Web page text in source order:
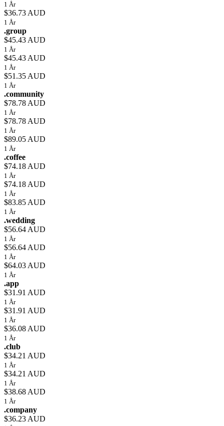
1 År
$36.73 AUD
1 År
.group
$45.43 AUD
1 År
$45.43 AUD
1 År
$51.35 AUD
1 År
.community
$78.78 AUD
1 År
$78.78 AUD
1 År
$89.05 AUD
1 År
.coffee
$74.18 AUD
1 År
$74.18 AUD
1 År
$83.85 AUD
1 År
.wedding
$56.64 AUD
1 År
$56.64 AUD
1 År
$64.03 AUD
1 År
.app
$31.91 AUD
1 År
$31.91 AUD
1 År
$36.08 AUD
1 År
.club
$34.21 AUD
1 År
$34.21 AUD
1 År
$38.68 AUD
1 År
.company
$36.23 AUD